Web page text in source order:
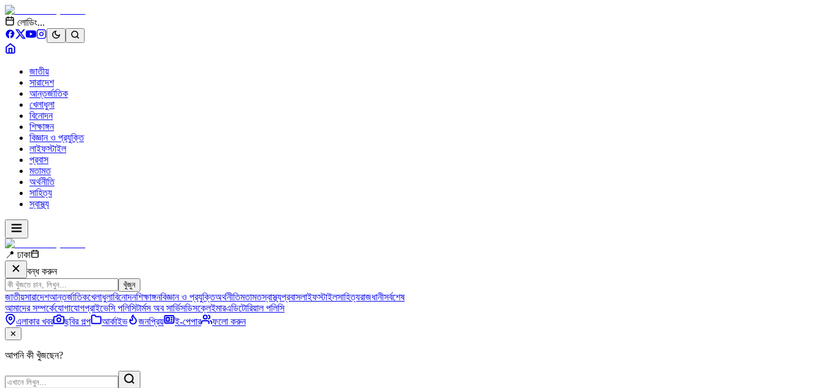
লোডিং...
জাতীয়
সারাদেশ
আন্তর্জাতিক
খেলাধুলা
বিনোদন
শিক্ষাঙ্গন
বিজ্ঞান ও প্রযুক্তি
লাইফস্টাইল
প্রবাস
মতামত
অর্থনীতি
সাহিত্য
স্বাস্থ্য
📍 ঢাকা
বন্ধ করুন
খুঁজুন
জাতীয়সারাদেশআন্তর্জাতিকখেলাধুলাবিনোদনশিক্ষাঙ্গনবিজ্ঞান ও প্রযুক্তিঅর্থনীতিমতামতস্বাস্থ্যপ্রবাসলাইফস্টাইলসাহিত্যরাজধানীসর্বশেষ
আমাদের সম্পর্কেযোগাযোগপ্রাইভেসি পলিসিটার্মস অব সার্ভিসডিসক্লেইমারএডিটোরিয়াল পলিসি
এলাকার খবর
ছবির গল্প আর্কাইভ জনপ্রিয় ই-পেপার ফলো করুন
✕
আপনি কী খুঁজছেন?